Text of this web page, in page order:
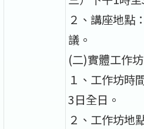
２、講座地點
議。
(二)實體工作坊
１、工作坊時
3日全日。
２、工作坊地